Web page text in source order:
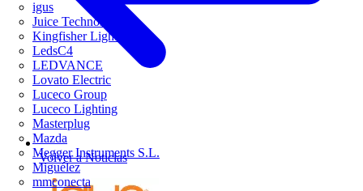
igus
Juice Technology
Kingfisher Lighting
LedsC4
LEDVANCE
Lovato Electric
Luceco Group
Luceco Lighting
Masterplug
Mazda
Megger Instruments S.L.
Miguélez
mmconecta
Volver a Noticias